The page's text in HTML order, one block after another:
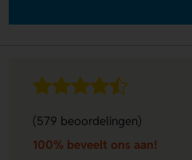
(579 beoordelingen)
100% beveelt ons aan!